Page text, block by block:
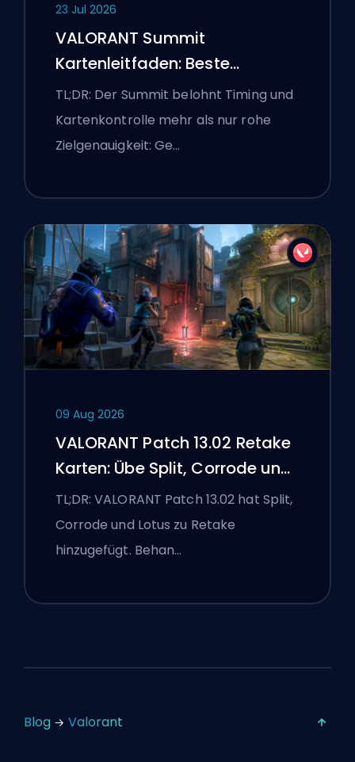
23 Jul 2026
VALORANT Summit
Kartenleitfaden: Beste
Agenten, Callouts und
Smokes
TL;DR: Der Summit belohnt Timing und
Kartenkontrolle mehr als nur rohe
Zielgenauigkeit: Ge…
09 Aug 2026
VALORANT Patch 13.02 Retake
Karten: Übe Split, Corrode und
Lotus
TL;DR: VALORANT Patch 13.02 hat Split,
Corrode und Lotus zu Retake
hinzugefügt. Behan…
Blog Valorant